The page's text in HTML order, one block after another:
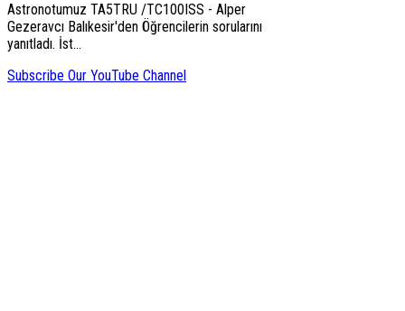
Astronotumuz TA5TRU /TC100ISS - Alper
Gezeravcı Balıkesir'den Öğrencilerin sorularını
yanıtladı. İst…
Subscribe Our YouTube Channel